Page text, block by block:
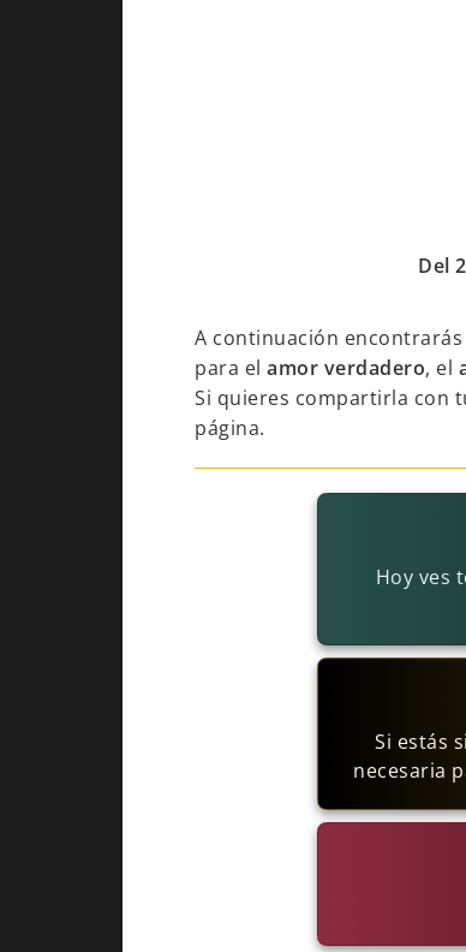
Del
A continuación
para el amor verdadero, el
Si quieres compartirla con
página.
Hoy ves
Si estás
necesaria